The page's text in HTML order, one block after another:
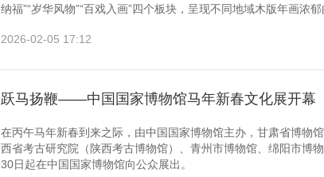
纳福”“岁华风物”“百戏入画”四个板块，呈现不同地域木版年画浓郁
2026-02-05 17:12
跃马扬鞭——中国国家博物馆马年新春文化展开幕
在丙午马年新春到来之际，由中国国家博物馆主办，甘肃省博物
西省考古研究院（陕西考古博物馆）、青州市博物馆、绵阳市博
30日起在中国国家博物馆向公众展出。